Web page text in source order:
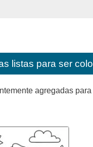
listas para ser
agregadas